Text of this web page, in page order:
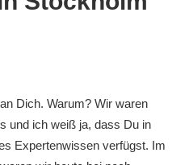
Dich. Warum? Wir waren
und ich weiß ja, dass Du in
Expertenwissen verfügst. Im